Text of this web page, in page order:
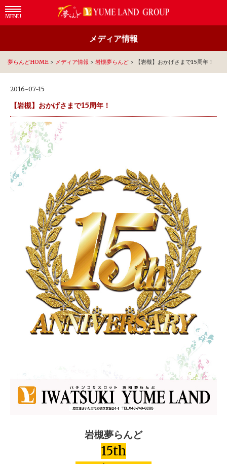
MENU
メディア情報
夢らんどHOME > メディア情報 > 岩槻夢らんど > 【岩槻】おかげさまで15周年！
2016-07-15
【岩槻】おかげさまで15周年！
岩槻夢らんど
15th